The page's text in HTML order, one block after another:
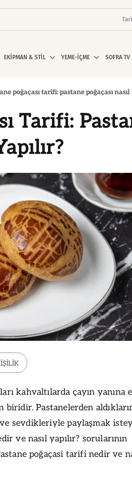
EKİPMAN & STİL YEME-İÇME SOFRA TV
poğaçası tarifi: pastane poğaçası nasıl
Tarifi:
kahvaltılarda çayın yanına
Pastanelerden
sevdikleriyle paylaşmak
ve nasıl yapılır? sorularının
poğaçasi tarifi nedir ve